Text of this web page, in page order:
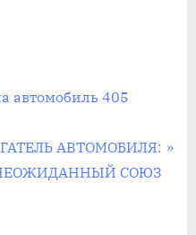
автомобиль 405
АВТОМОБИЛЯ:
СОЮЗ